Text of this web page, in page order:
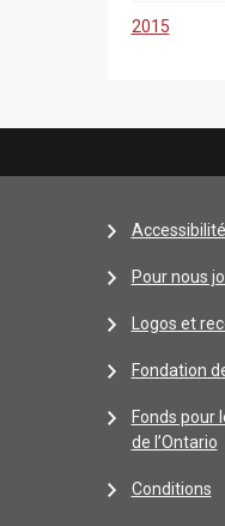
2015
Accessibilité
Pour nous
Logos et
Fondation
Fonds pour
de l’Ontario
Conditions